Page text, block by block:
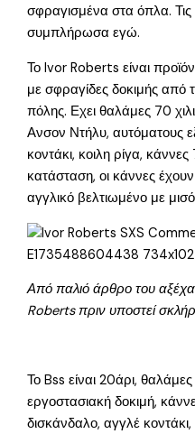
σφραγισμένα στα όπλα. Τις
συμπλήρωσα εγώ.
Το Ivor Roberts είναι
με σφραγίδες δοκιμής από
πόλης. Εχει θαλάμες 70
Ανσον Ντήλυ, αυτόματους
κοντάκι, κοιλη ρίγα,
κατάσταση, οι κάννες
αγγλικό βελτιωμένο με
Από παλιό άρθρο του
Roberts πριν υποστεί
Το Bss είναι 20άρι,
εργοστασιακή δοκιμή,
δισκάνδαλο, αγγλέ κοντάκι,